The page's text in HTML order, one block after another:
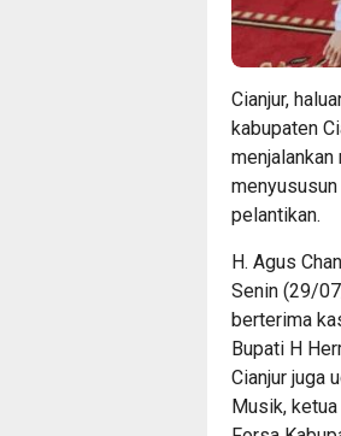
Cianjur,
kabupaten
pelantikan.
H. Agus
Senin (29/
berterima
Bupati H
Cianjur juga
Musik,